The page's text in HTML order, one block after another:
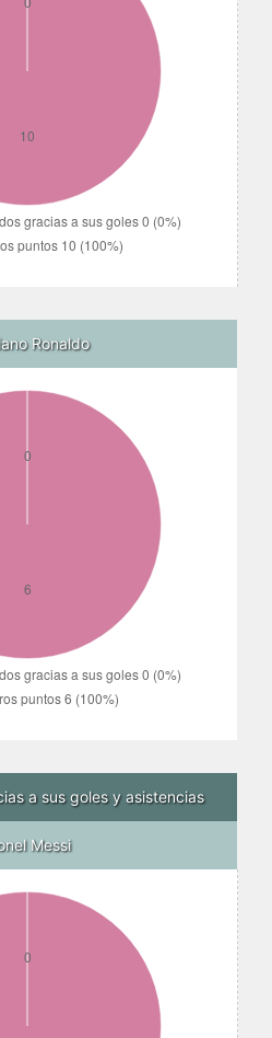
Ronaldo
a sus goles y asistencias
Messi